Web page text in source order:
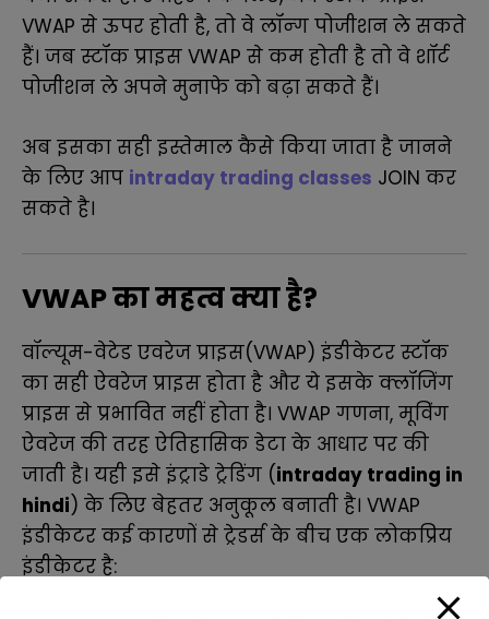
VWAP से ऊपर होती है, तो वे लॉन्ग पोजीशन ले सकते
हैं। जब स्टॉक प्राइस VWAP से कम होती है तो वे शॉर्ट
पोजीशन ले अपने मुनाफे को बढ़ा सकते हैं।
अब इसका सही इस्तेमाल कैसे किया जाता है जानने
के लिए आप intraday trading classes JOIN कर
सकते है।
VWAP का महत्व क्या है?
वॉल्यूम-वेटेड एवरेज प्राइस(VWAP) इंडीकेटर स्टॉक
का सही ऐवरेज प्राइस होता है और ये इसके क्लॉजिंग
प्राइस से प्रभावित नहीं होता है। VWAP गणना, मूविंग
ऐवरेज की तरह ऐतिहासिक डेटा के आधार पर की
जाती है। यही इसे इंट्राडे ट्रेडिंग (intraday trading in
hindi) के लिए बेहतर अनुकूल बनाती है। VWAP
इंडीकेटर कई कारणों से ट्रेडर्स के बीच एक लोकप्रिय
इंडीकेटर है: